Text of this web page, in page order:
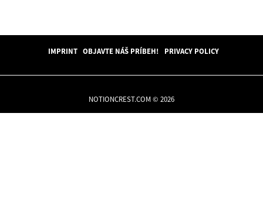
IMPRINT OBJAVTE NÁŠ PRÍBEH! PRIVACY POLICY
NOTIONCREST.COM © 2026